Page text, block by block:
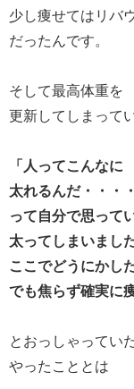
少し痩せてはリバ
だったんです。
そして最高体重を
更新してしまって
「人ってこんなに
太れるんだ・・・
って自分で思って
太ってしまいました
ここでどうにかし
でも焦らず確実に
とおっしゃってい
やったこととは